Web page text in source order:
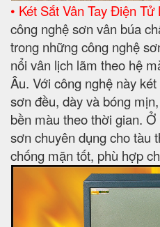
• Két Sắt Vân Tay Điện
công nghệ sơn vân búa
trong những công nghệ
nổi vân lịch lãm theo hệ
Âu. Với công nghệ này
sơn đều, dày và bóng
bền màu theo thời gian.
sơn chuyên dụng cho tàu
chống mặn tốt, phù hợp